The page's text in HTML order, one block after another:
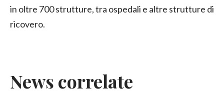
in oltre 700 strutture, tra ospedali e altre strutture di
ricovero.
News correlate